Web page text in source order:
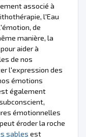
associé à
l'Eau
de
manière, la
aider à
de nos
l'expression des
émotions
également
émotionnelles
éroder la roche
sables est